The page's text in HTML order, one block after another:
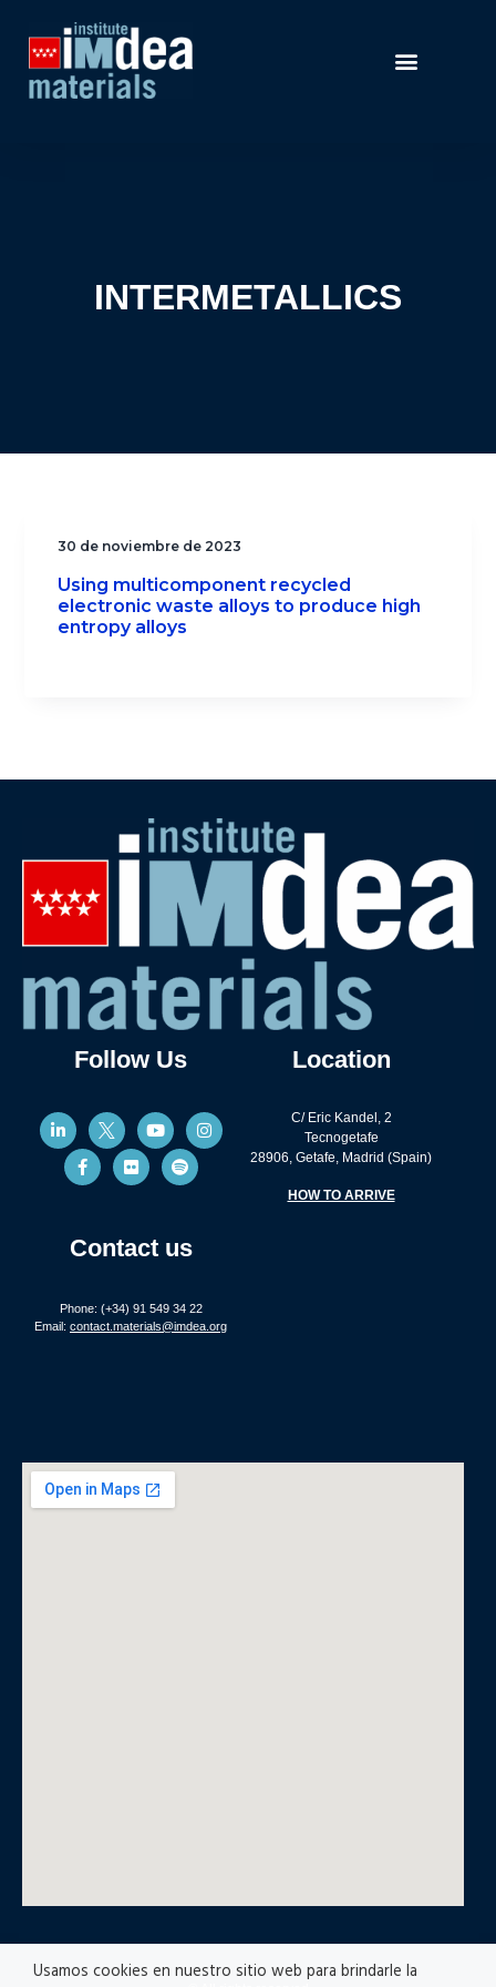
INTERMETALLICS
30 de noviembre de 2023
Using multicomponent recycled
electronic waste alloys to produce high
entropy alloys
Follow Us
Contact us
Phone: (+34) 91 549 34 22
Email: contact.materials@imdea.org
Location
C/ Eric Kandel, 2
Tecnogetafe
28906, Getafe, Madrid (Spain)
HOW TO ARRIVE
Usamos cookies en nuestro sitio web para brindarle la